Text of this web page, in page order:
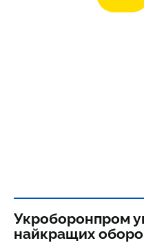
Укроборонпром
найкращих